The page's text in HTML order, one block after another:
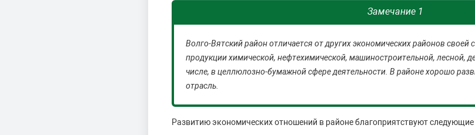
Замечание 1
Волго-Вятский район отличается от других экономических районов своей
продукции химической, нефтехимической, машиностроительной, лесной,
числе, в целлюлозно-бумажной сфере деятельности. В районе хорошо
отрасль.
Развитию экономических отношений в районе благоприятствуют